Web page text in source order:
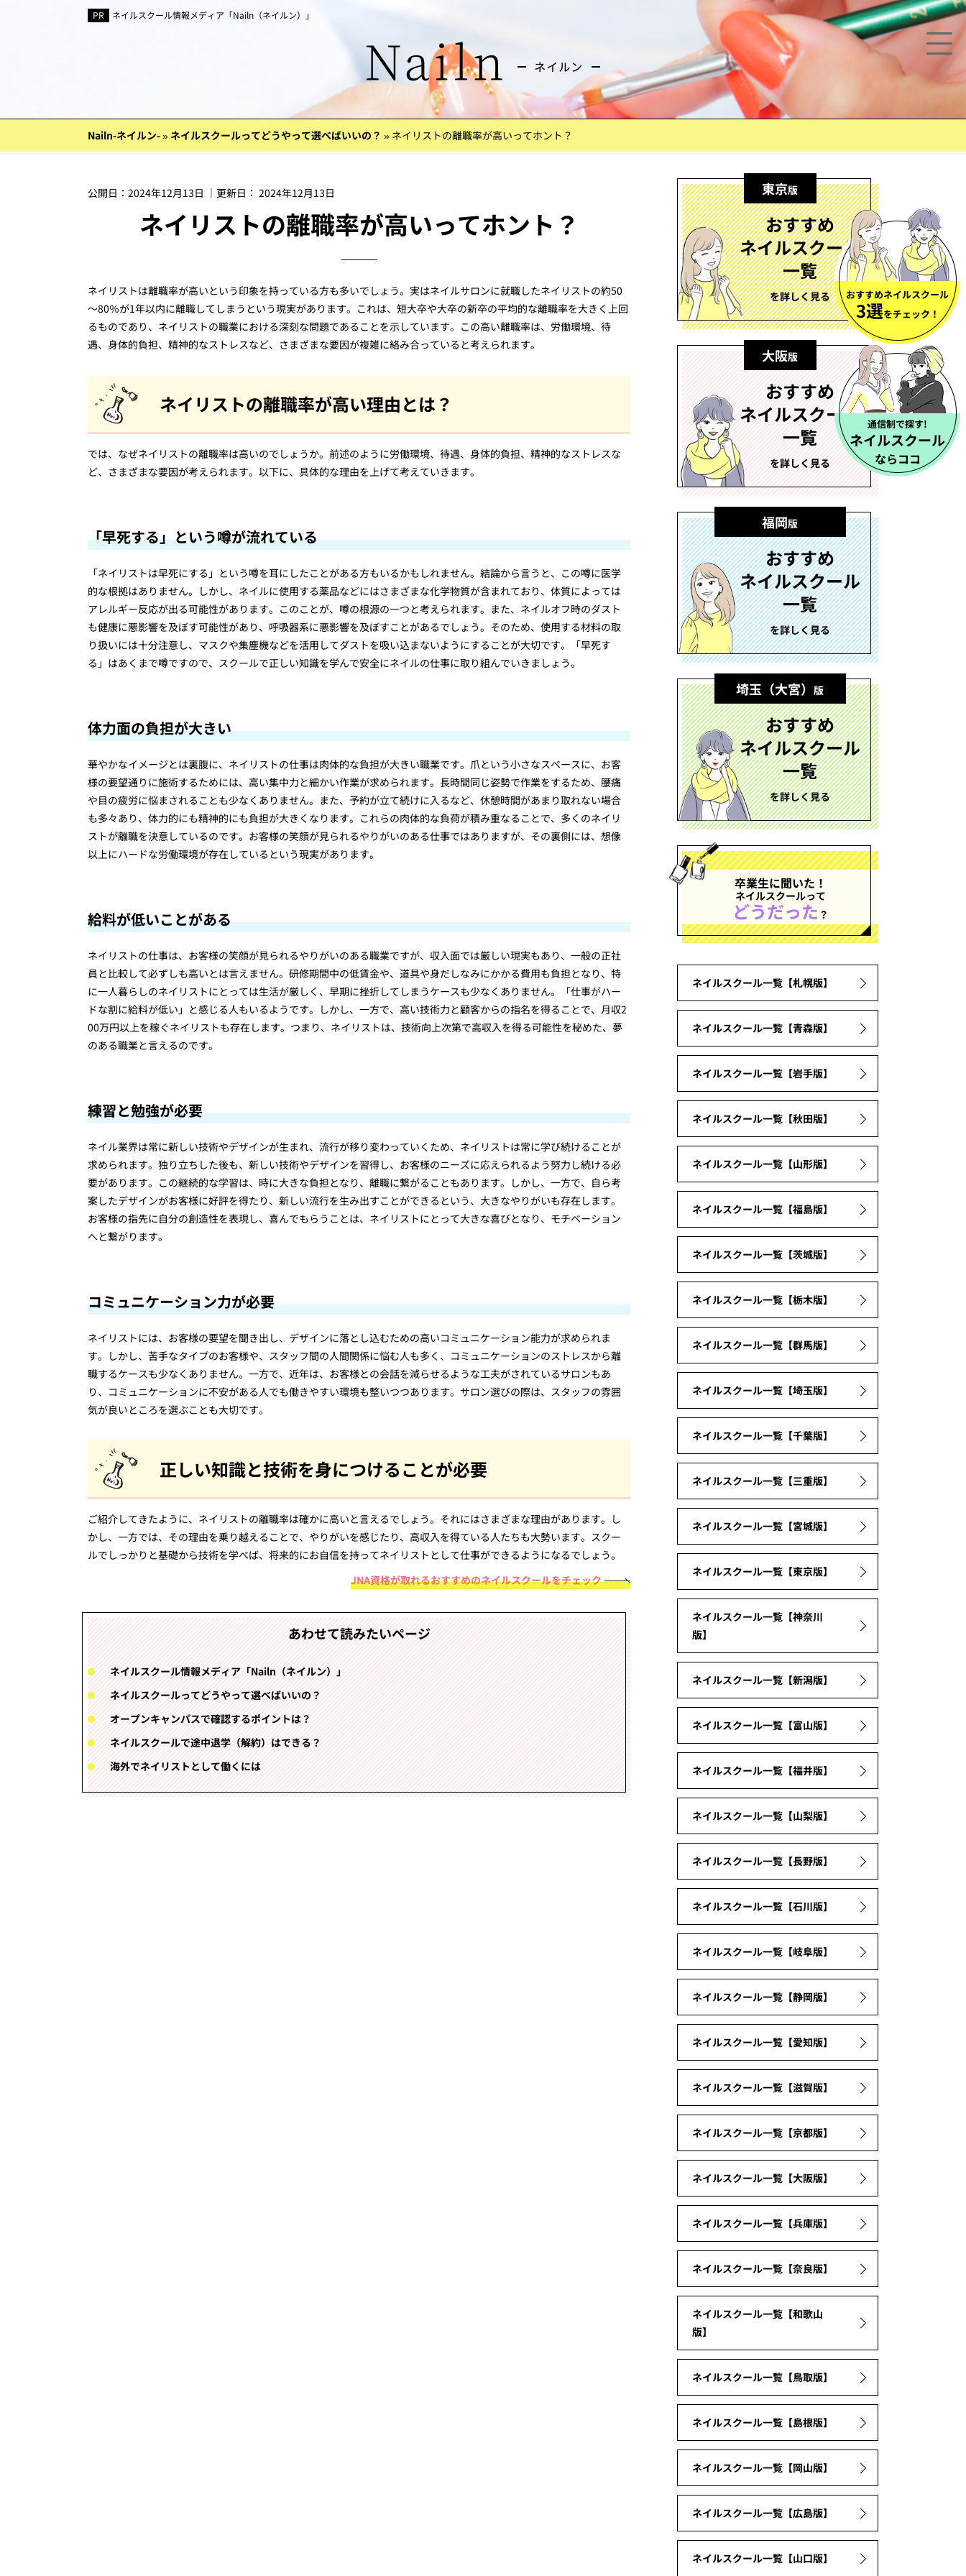
ネイルスクール情報メディア「Nailn（ネイルン）」
Nailn-ネイルン-» ネイルスクールってどうやって選べばいいの？ » ネイリストの離職率が高いってホント？
公開日： 2024年12月13日 ｜更新日： 2024年12月13日
ネイリストの離職率が高いってホント？
ネイリストは離職率が高いという印象を持っている方も多いでしょう。実はネイルサロンに就職したネイリストの約50
～80％が1年以内に離職してしまうという現実があります。これは、短大卒や大卒の新卒の平均的な離職率を大きく上回
るものであり、ネイリストの職業における深刻な問題であることを示しています。この高い離職率は、労働環境、待
遇、身体的負担、精神的なストレスなど、さまざまな要因が複雑に絡み合っていると考えられます。
ネイリストの離職率が高い理由とは？
では、なぜネイリストの離職率は高いのでしょうか。前述のように労働環境、待遇、身体的負担、精神的なストレスな
ど、さまざまな要因が考えられます。以下に、具体的な理由を上げて考えていきます。
「早死する」という噂が流れている
「ネイリストは早死にする」という噂を耳にしたことがある方もいるかもしれません。結論から言うと、この噂に医学
的な根拠はありません。しかし、ネイルに使用する薬品などにはさまざまな化学物質が含まれており、体質によっては
アレルギー反応が出る可能性があります。このことが、噂の根源の一つと考えられます。また、ネイルオフ時のダスト
も健康に悪影響を及ぼす可能性があり、呼吸器系に悪影響を及ぼすことがあるでしょう。そのため、使用する材料の取
り扱いには十分注意し、マスクや集塵機などを活用してダストを吸い込まないようにすることが大切です。「早死す
る」はあくまで噂ですので、スクールで正しい知識を学んで安全にネイルの仕事に取り組んでいきましょう。
体力面の負担が大きい
華やかなイメージとは裏腹に、ネイリストの仕事は肉体的な負担が大きい職業です。爪という小さなスペースに、お客
様の要望通りに施術するためには、高い集中力と細かい作業が求められます。長時間同じ姿勢で作業をするため、腰痛
や目の疲労に悩まされることも少なくありません。また、予約が立て続けに入るなど、休憩時間があまり取れない場合
も多々あり、体力的にも精神的にも負担が大きくなります。これらの肉体的な負荷が積み重なることで、多くのネイリ
ストが離職を決意しているのです。お客様の笑顔が見られるやりがいのある仕事ではありますが、その裏側には、想像
以上にハードな労働環境が存在しているという現実があります。
給料が低いことがある
ネイリストの仕事は、お客様の笑顔が見られるやりがいのある職業ですが、収入面では厳しい現実もあり、一般の正社
員と比較して必ずしも高いとは言えません。研修期間中の低賃金や、道具や身だしなみにかかる費用も負担となり、特
に一人暮らしのネイリストにとっては生活が厳しく、早期に挫折してしまうケースも少なくありません。「仕事がハー
ドな割に給料が低い」と感じる人もいるようです。しかし、一方で、高い技術力と顧客からの指名を得ることで、月収2
00万円以上を稼ぐネイリストも存在します。つまり、ネイリストは、技術向上次第で高収入を得る可能性を秘めた、夢
のある職業と言えるのです。
練習と勉強が必要
ネイル業界は常に新しい技術やデザインが生まれ、流行が移り変わっていくため、ネイリストは常に学び続けることが
求められます。独り立ちした後も、新しい技術やデザインを習得し、お客様のニーズに応えられるよう努力し続ける必
要があります。この継続的な学習は、時に大きな負担となり、離職に繋がることもあります。しかし、一方で、自ら考
案したデザインがお客様に好評を得たり、新しい流行を生み出すことができるという、大きなやりがいも存在します。
お客様の指先に自分の創造性を表現し、喜んでもらうことは、ネイリストにとって大きな喜びとなり、モチベーション
へと繋がります。
コミュニケーション力が必要
ネイリストには、お客様の要望を聞き出し、デザインに落とし込むための高いコミュニケーション能力が求められま
す。しかし、苦手なタイプのお客様や、スタッフ間の人間関係に悩む人も多く、コミュニケーションのストレスから離
職するケースも少なくありません。一方で、近年は、お客様との会話を減らせるような工夫がされているサロンもあ
り、コミュニケーションに不安がある人でも働きやすい環境も整いつつあります。サロン選びの際は、スタッフの雰囲
気が良いところを選ぶことも大切です。
正しい知識と技術を身につけることが必要
ご紹介してきたように、ネイリストの離職率は確かに高いと言えるでしょう。それにはさまざまな理由があります。し
かし、一方では、その理由を乗り越えることで、やりがいを感じたり、高収入を得ている人たちも大勢います。スクー
ルでしっかりと基礎から技術を学べば、将来的にお自信を持ってネイリストとして仕事ができるようになるでしょう。
JNA資格が取れるおすすめのネイルスクールをチェック
あわせて読みたいページ
ネイルスクール情報メディア「Nailn（ネイルン）」
ネイルスクールってどうやって選べばいいの？
オープンキャンパスで確認するポイントは？
ネイルスクールで途中退学（解約）はできる？
海外でネイリストとして働くには
おすすめネイルスクール
3選をチェック！
通信制で探す!
ネイルスクール
ならココ
東京版
おすすめ
ネイルスクール
一覧
を詳しく見る
大阪版
おすすめ
ネイルスクール
一覧
を詳しく見る
福岡版
おすすめ
ネイルスクール
一覧
を詳しく見る
埼玉（大宮）版
おすすめ
ネイルスクール
一覧
を詳しく見る
卒業生に聞いた！
ネイルスクールって
どうだった ？
ネイルスクール一覧【札幌版】
ネイルスクール一覧【青森版】
ネイルスクール一覧【岩手版】
ネイルスクール一覧【秋田版】
ネイルスクール一覧【山形版】
ネイルスクール一覧【福島版】
ネイルスクール一覧【茨城版】
ネイルスクール一覧【栃木版】
ネイルスクール一覧【群馬版】
ネイルスクール一覧【埼玉版】
ネイルスクール一覧【千葉版】
ネイルスクール一覧【三重版】
ネイルスクール一覧【宮城版】
ネイルスクール一覧【東京版】
ネイルスクール一覧【神奈川
版】
ネイルスクール一覧【新潟版】
ネイルスクール一覧【富山版】
ネイルスクール一覧【福井版】
ネイルスクール一覧【山梨版】
ネイルスクール一覧【長野版】
ネイルスクール一覧【石川版】
ネイルスクール一覧【岐阜版】
ネイルスクール一覧【静岡版】
ネイルスクール一覧【愛知版】
ネイルスクール一覧【滋賀版】
ネイルスクール一覧【京都版】
ネイルスクール一覧【大阪版】
ネイルスクール一覧【兵庫版】
ネイルスクール一覧【奈良版】
ネイルスクール一覧【和歌山
版】
ネイルスクール一覧【鳥取版】
ネイルスクール一覧【島根版】
ネイルスクール一覧【岡山版】
ネイルスクール一覧【広島版】
ネイルスクール一覧【山口版】